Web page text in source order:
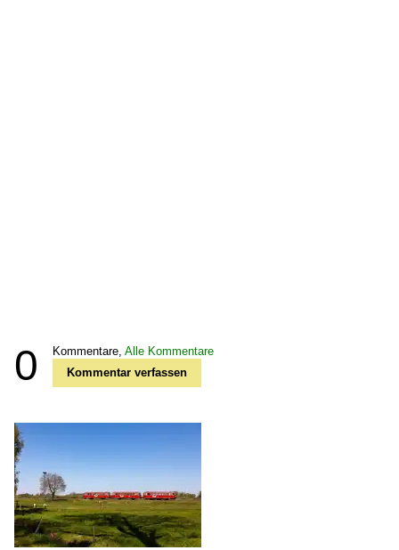
0 Kommentare, Alle Kommentare
Kommentar verfassen